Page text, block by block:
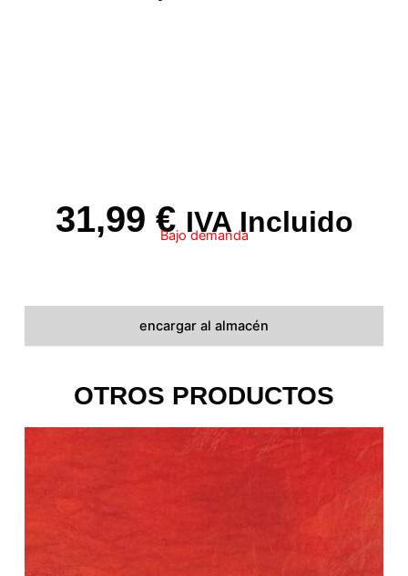
encargar al almacén
31,99 € IVA Incluido
Bajo demanda
OTROS PRODUCTOS